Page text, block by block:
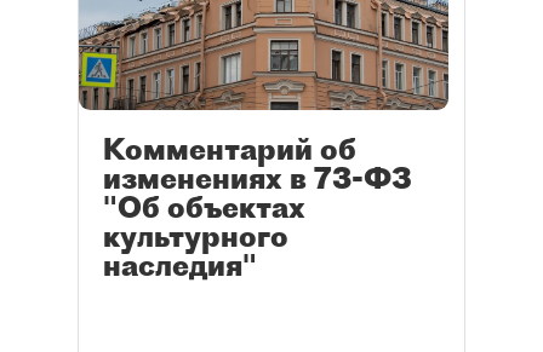
Комментарий об
изменениях в 73-ФЗ
"Об объектах
культурного
наследия"